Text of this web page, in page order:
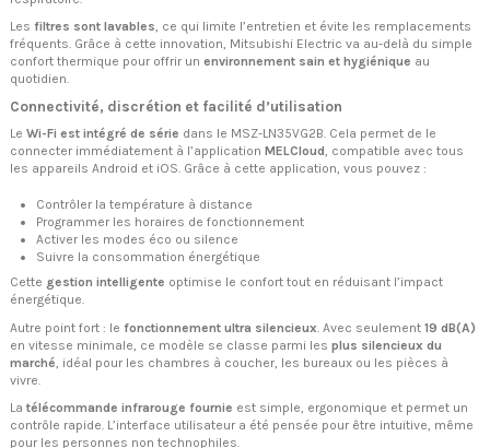
Les filtres sont lavables, ce qui limite l’entretien et évite les remplacements
fréquents. Grâce à cette innovation, Mitsubishi Electric va au-delà du simple
confort thermique pour offrir un environnement sain et hygiénique au
quotidien.
Connectivité, discrétion et facilité d’utilisation
Le Wi-Fi est intégré de série dans le MSZ-LN35VG2B. Cela permet de le
connecter immédiatement à l’application MELCloud, compatible avec tous
les appareils Android et iOS. Grâce à cette application, vous pouvez :
Contrôler la température à distance
Programmer les horaires de fonctionnement
Activer les modes éco ou silence
Suivre la consommation énergétique
Cette gestion intelligente optimise le confort tout en réduisant l’impact
énergétique.
Autre point fort : le fonctionnement ultra silencieux . Avec seulement 19 dB(A)
en vitesse minimale, ce modèle se classe parmi les plus silencieux du
marché , idéal pour les chambres à coucher, les bureaux ou les pièces à
vivre.
La télécommande infrarouge fournie est simple, ergonomique et permet un
contrôle rapide. L’interface utilisateur a été pensée pour être intuitive, même
pour les personnes non technophiles.